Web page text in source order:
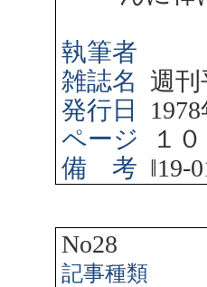
執筆者
雑誌名
週刊
発行日
1978
ページ
１
備 考 ‖19-
No28
記事種類